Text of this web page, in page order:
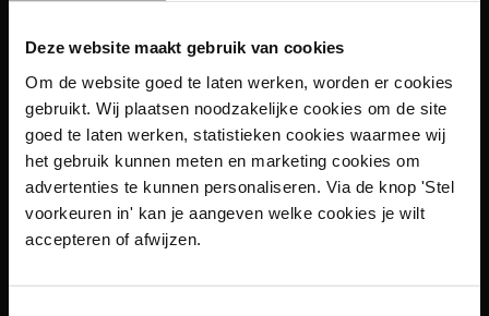
Deze website maakt gebruik van cookies
Om de website goed te laten werken, worden er cookies
gebruikt. Wij plaatsen noodzakelijke cookies om de site
goed te laten werken, statistieken cookies waarmee wij
het gebruik kunnen meten en marketing cookies om
advertenties te kunnen personaliseren. Via de knop 'Stel
voorkeuren in' kan je aangeven welke cookies je wilt
accepteren of afwijzen.
Links
Functies